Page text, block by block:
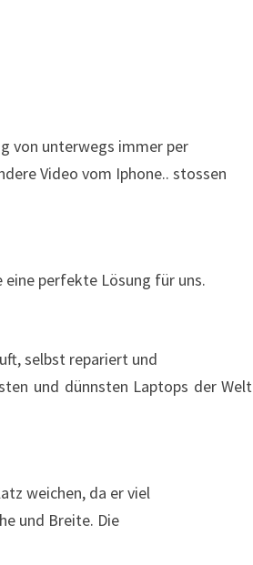
von unterwegs immer per
Video vom Iphone.. stossen
perfekte Lösung für uns.
selbst repariert und
und dünnsten Laptops der Welt
weichen, da er viel
und Breite. Die